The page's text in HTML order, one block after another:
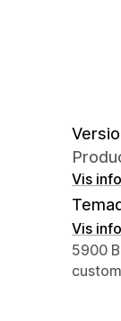
Vis
Vis
5900